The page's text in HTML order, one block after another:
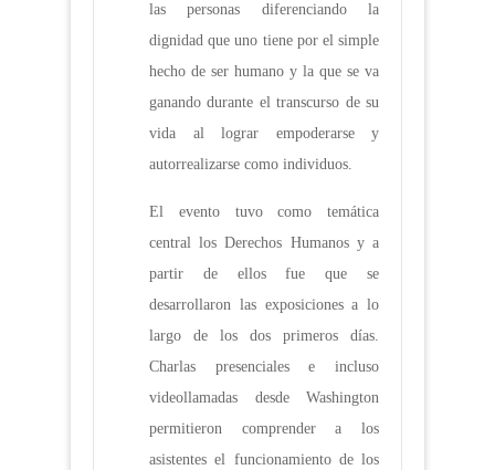
las personas diferenciando la
dignidad que uno tiene por el simple
hecho de ser humano y la que se va
ganando durante el transcurso de su
vida al lograr empoderarse y
autorrealizarse como individuos.
El evento tuvo como temática
central los Derechos Humanos y a
partir de ellos fue que se
desarrollaron las exposiciones a lo
largo de los dos primeros días.
Charlas presenciales e incluso
videollamadas desde Washington
permitieron comprender a los
asistentes el funcionamiento de los